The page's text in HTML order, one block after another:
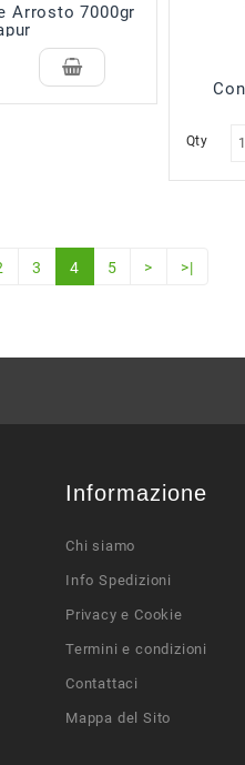
Arrosto 7000gr
Qty
3 4 5 > >|
Informazione
Chi siamo
Info Spedizioni
Privacy e Cookie
Termini e condizioni
Contattaci
Mappa del Sito